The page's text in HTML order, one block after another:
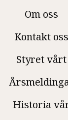
Om oss
Kontakt oss
Styret vårt
Historia